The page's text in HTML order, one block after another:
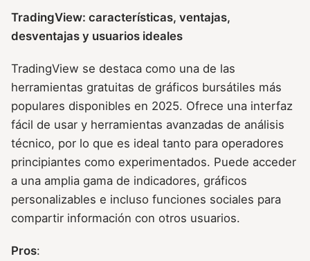
TradingView: características, ventajas,
desventajas y usuarios ideales
TradingView se destaca como una de las
herramientas gratuitas de gráficos bursátiles más
populares disponibles en 2025. Ofrece una interfaz
fácil de usar y herramientas avanzadas de análisis
técnico, por lo que es ideal tanto para operadores
principiantes como experimentados. Puede acceder
a una amplia gama de indicadores, gráficos
personalizables e incluso funciones sociales para
compartir información con otros usuarios.
Pros: